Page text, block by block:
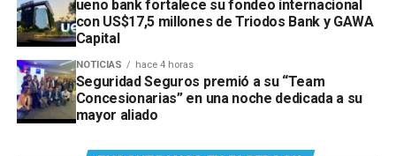
ueno bank fortalece su fondeo internacional
con US$17,5 millones de Triodos Bank y GAWA
Capital
NOTICIAS hace 4 horas
Seguridad Seguros premió a su “Team
Concesionarias” en una noche dedicada a su
mayor aliado